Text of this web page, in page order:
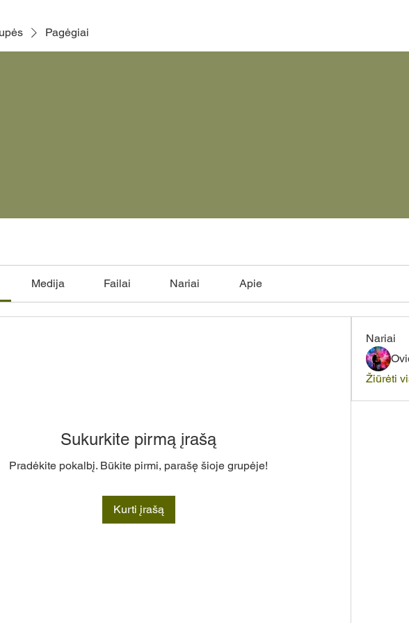
Pagėgiai
Medija Failai Nariai Apie
Sukurkite pirmą įrašą
Pradėkite pokalbį. Būkite pirmi, parašę šioje grupėje!
Kurti įrašą
Nariai
Žiūrėti